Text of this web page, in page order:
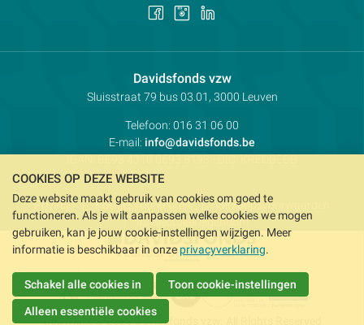
Davidsfonds vzwContactpersoon:
Adres:
Sluisstraat 79 bus 03.01, 3000 Leuven
Telefoon: 016 31 06 00
E-mail: info@davidsfonds.be
IBAN:BE98 4310 0693 8193- BIC:KREDBEBB
Privacy Koekjesvoorkeuren
Verkoopsvoorwaarden
Intellectueel eigendom
Volg Volg
Copyright © 2026 Davidsfonds vzw. All Rights Reserved
COOKIES OP DEZE WEBSITE
Deze website maakt gebruik van cookies om goed te
functioneren. Als je wilt aanpassen welke cookies we mogen
gebruiken, kan je jouw cookie-instellingen wijzigen. Meer
informatie is beschikbaar in onze privacyverklaring.
Schakel alle cookies in Toon cookie-instellingen
Alleen essentiële cookies